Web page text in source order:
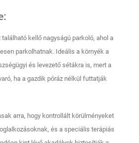
kellő nagyságú parkoló, ahol a
parkolhatnak. Ideális a környék a
és levezető sétákra is, mert a
ha a gazdik póráz nélkül futtatják
arra, hogy kontrollált körülményeket
és a speciális terápiás